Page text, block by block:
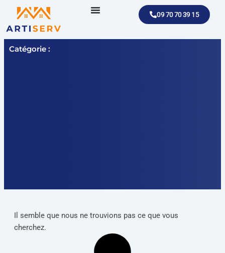
contenu
09 70 70 39 15
Catégorie :
Il semble que nous ne trouvions pas ce que vous
cherchez.